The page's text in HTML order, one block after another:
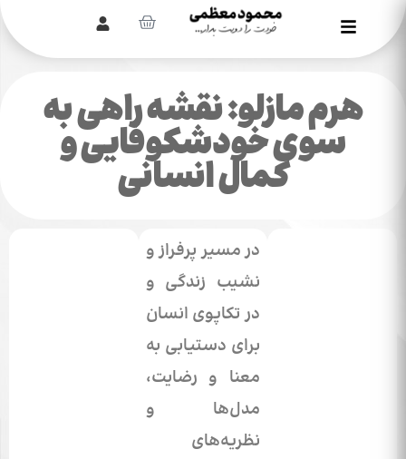
هرم مازلو: نقشه راهی به
سوی خودشکوفایی و
کمال انسانی
در مسیر پرفراز و
نشیب زندگی و
در تکاپوی انسان
برای دستیابی به
معنا و رضایت،
مدل‌ها و
نظریه‌های